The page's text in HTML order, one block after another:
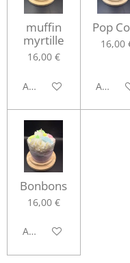
muffin
myrtille
16,00 €
Ajouter au panier
Pop
16,00
Bonbons
16,00 €
Ajouter au panier